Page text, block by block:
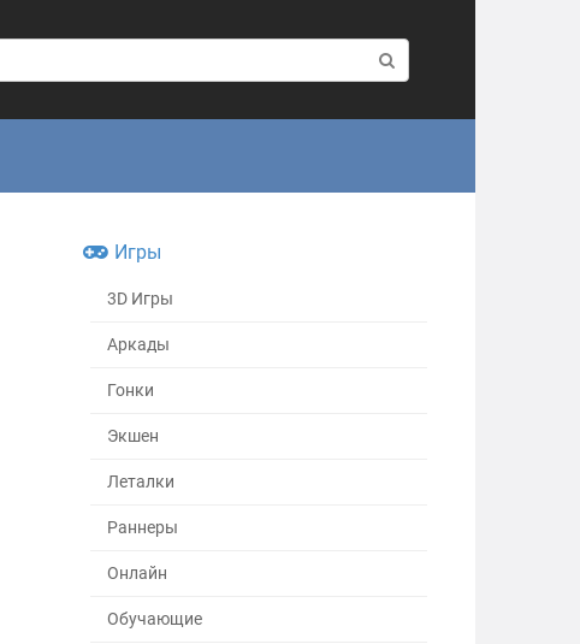
Игры
3D Игры
Аркады
Гонки
Экшен
Леталки
Раннеры
Онлайн
Обучающие